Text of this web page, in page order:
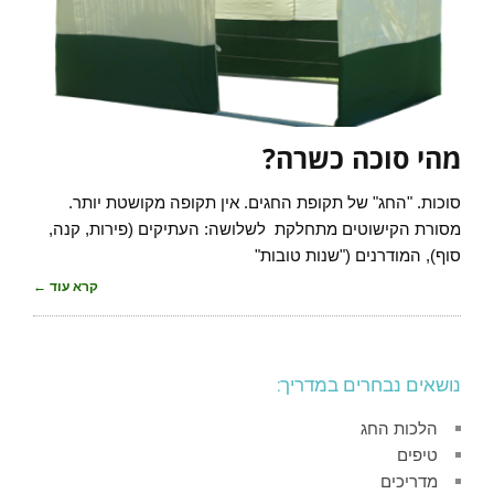
מהי סוכה כשרה?
סוכות. "החג" של תקופת החגים. אין תקופה מקושטת יותר.
מסורת הקישוטים מתחלקת לשלושה: העתיקים (פירות, קנה,
סוף), המודרנים ("שנות טובות"
קרא עוד ←
נושאים נבחרים במדריך:
הלכות החג
טיפים
מדריכים